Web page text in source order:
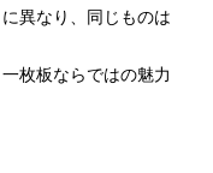
異なり、同じものは
枚板ならではの魅力